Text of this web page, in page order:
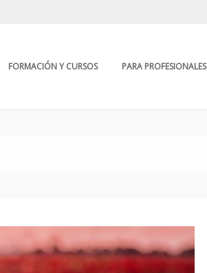
FORMACIÓN Y CURSOS PARA PROFESIONALES